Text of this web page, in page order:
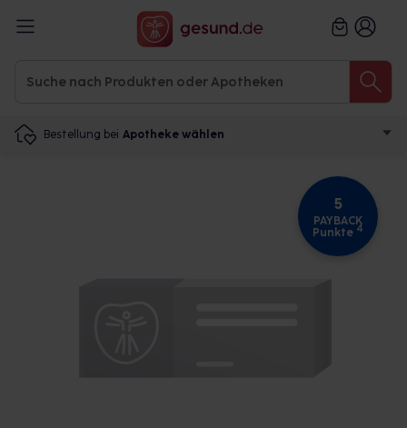
Bestellung bei Apotheke wählen
5
PAYBACK
Punkte 4